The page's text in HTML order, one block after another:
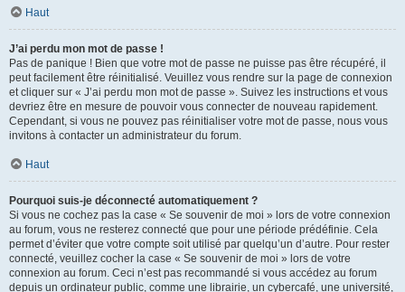
Haut
J’ai perdu mon mot de passe !
Pas de panique ! Bien que votre mot de passe ne puisse pas être récupéré, il
peut facilement être réinitialisé. Veuillez vous rendre sur la page de connexion
et cliquer sur « J’ai perdu mon mot de passe ». Suivez les instructions et vous
devriez être en mesure de pouvoir vous connecter de nouveau rapidement.
Cependant, si vous ne pouvez pas réinitialiser votre mot de passe, nous vous
invitons à contacter un administrateur du forum.
Haut
Pourquoi suis-je déconnecté automatiquement ?
Si vous ne cochez pas la case « Se souvenir de moi » lors de votre connexion
au forum, vous ne resterez connecté que pour une période prédéfinie. Cela
permet d’éviter que votre compte soit utilisé par quelqu’un d’autre. Pour rester
connecté, veuillez cocher la case « Se souvenir de moi » lors de votre
connexion au forum. Ceci n’est pas recommandé si vous accédez au forum
depuis un ordinateur public, comme une librairie, un cybercafé, une université,